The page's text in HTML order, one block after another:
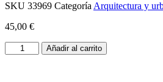
SKU 33969 Categoría Arquitectura y
45,00 €
HISTORIA
DE
Añadir al carrito